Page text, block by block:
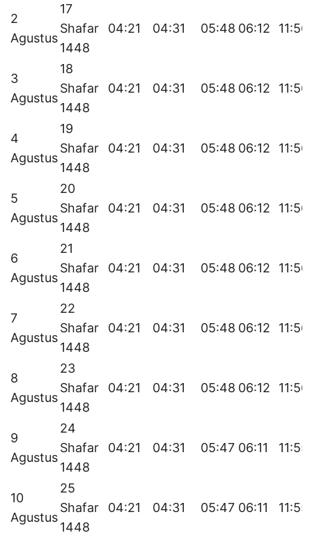
2
Agustus
17
Shafar
1448
04:21 04:31 05:48 06:12 11:56
3
Agustus
18
Shafar
1448
04:21 04:31 05:48 06:12 11:56
4
Agustus
19
Shafar
1448
04:21 04:31 05:48 06:12 11:56
5
Agustus
20
Shafar
1448
04:21 04:31 05:48 06:12 11:56
6
Agustus
21
Shafar
1448
04:21 04:31 05:48 06:12 11:56
7
Agustus
22
Shafar
1448
04:21 04:31 05:48 06:12 11:56
8
Agustus
23
Shafar
1448
04:21 04:31 05:48 06:12 11:56
9
Agustus
24
Shafar
1448
04:21 04:31 05:47 06:11 11:55
10
Agustus
25
Shafar
1448
04:21 04:31 05:47 06:11 11:55